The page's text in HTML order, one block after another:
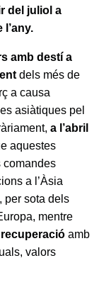
del juliol a
l’any.
amb destí a
dels més de
a causa
asiàtiques pel
a l’abril
aquestes
comandes
a l’Àsia
, per sota dels
mentre
amb
valors